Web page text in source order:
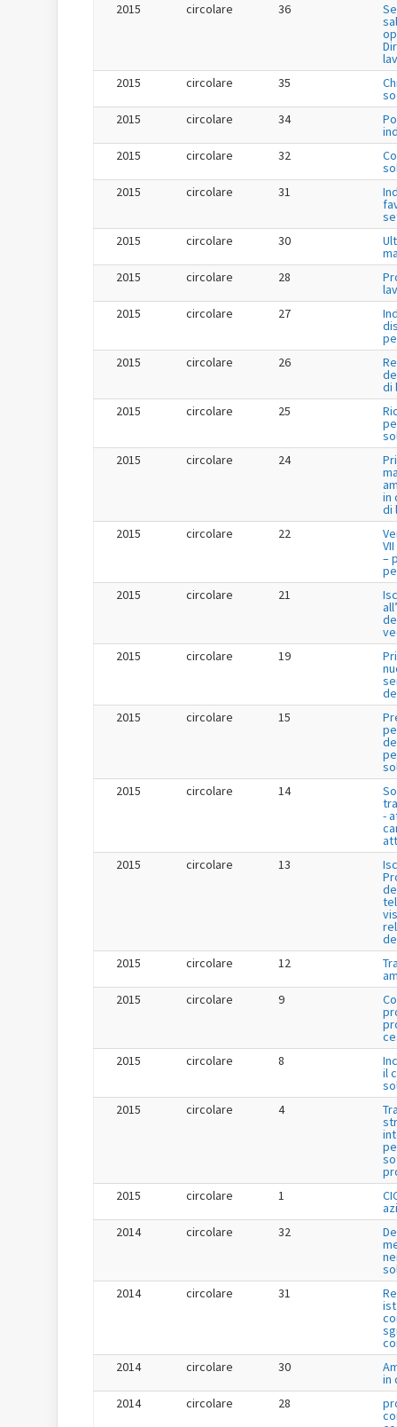
2015
circolare 36
2015
circolare 35
2015
circolare 34
2015
circolare 32
2015
circolare 31
2015
circolare 30
2015
circolare 28
2015
circolare 27
2015
circolare 26
di
2015
circolare 25
2015
circolare 24
in
di
2015
circolare 22
–
2015
circolare 21
2015
circolare 19
2015
circolare 15
2015
circolare 14
-
2015
circolare 13
2015
circolare 12
2015
circolare 9
2015
circolare 8
il
2015
circolare 4
2015
circolare 1
2014
circolare 32
2014
circolare 31
2014
circolare 30
in
2014
circolare 28